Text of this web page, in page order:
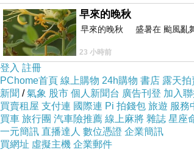
早來的晚秋
早來的晚秋 盛暑在 颱風亂
23 小時前
登入 註冊
PChome首頁 線上購物 24h購物 書店 露天拍
新聞 /氣象 股市 個人新聞台 廣告刊登 加入
買賣租屋 支付連 國際連 Pi 拍錢包 旅遊 服務
買車 旅行團 汽車險推薦 線上麻將 雜誌 星座
一元簡訊 直播達人 數位憑證 企業簡訊
買網址 虛擬主機 企業郵件